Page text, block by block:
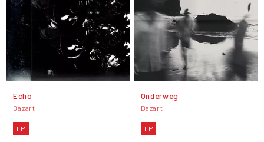
Echo
Bazart
LP
Onderweg
Bazart
LP